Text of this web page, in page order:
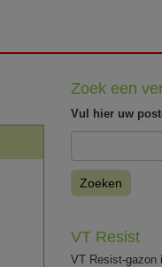
Zoek een
Vul hier uw
Zoeken
VT Resist
VT Resist-gazon